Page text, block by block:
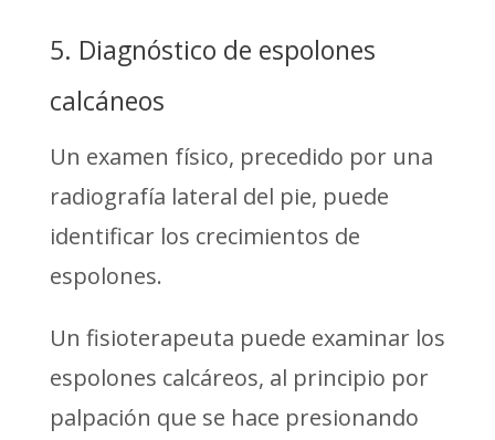
5. Diagnóstico de espolones
calcáneos
Un examen físico, precedido por una
radiografía lateral del pie, puede
identificar los crecimientos de
espolones.
Un fisioterapeuta puede examinar los
espolones calcáreos, al principio por
palpación que se hace presionando